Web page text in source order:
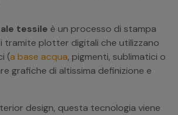
tessile è un processo di stampa
tramite plotter digitali che utilizzano
(a base acqua, pigmenti, sublimatici o
grafiche di altissima definizione e
design, questa tecnologia viene